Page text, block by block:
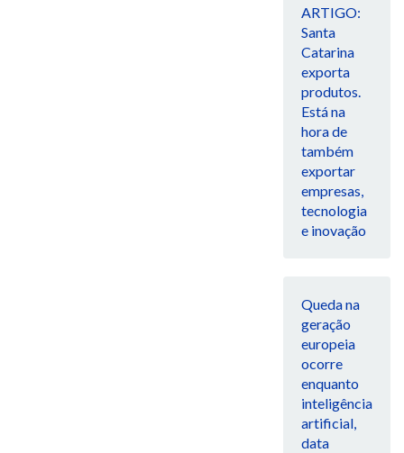
ARTIGO:
Santa
Catarina
exporta
produtos.
Está na
hora de
também
exportar
empresas,
tecnologia
e inovação
Queda na
geração
europeia
ocorre
enquanto
inteligência
artificial,
data